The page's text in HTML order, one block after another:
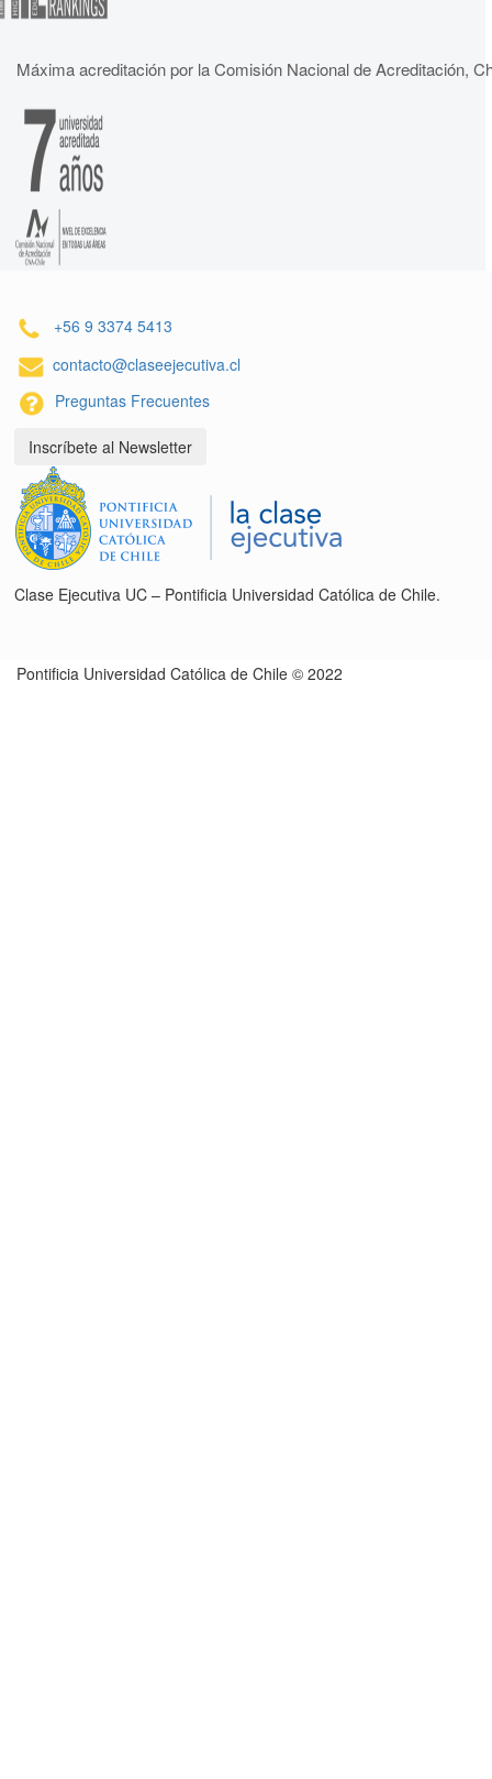
Máxima acreditación por la Comisión Nacional de Acreditación,
+56 9 3374 5413
contacto@claseejecutiva.cl
Preguntas Frecuentes
Inscríbete al Newsletter
Clase Ejecutiva UC – Pontificia Universidad Católica de Chile.
Pontificia Universidad Católica de Chile © 2022